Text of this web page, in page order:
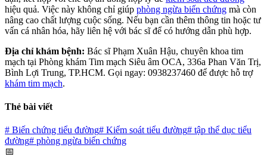
hiệu quả. Việc này không chỉ giúp phòng ngừa biến chứng mà còn
nâng cao chất lượng cuộc sống. Nếu bạn cần thêm thông tin hoặc tư
vấn cá nhân hóa, hãy liên hệ với bác sĩ để có hướng dẫn phù hợp.
Địa chỉ khám bệnh: Bác sĩ Phạm Xuân Hậu, chuyên khoa tim
mạch tại Phòng khám Tim mạch Siêu âm OCA, 336a Phan Văn Trị,
Bình Lợi Trung, TP.HCM. Gọi ngay: 0938237460 để được hỗ trợ
khám tim mạch.
Thẻ bài viết
# Biến chứng tiểu đường# Kiểm soát tiểu đường# tập thể dục tiểu
đường# phòng ngừa biến chứng
📅